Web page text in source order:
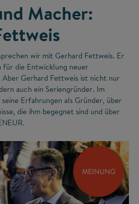
Macher:
wir mit Gerhard Fettweis. Er
für die Entwicklung neuer
Gerhard Fettweis ist nicht nur
auch ein Seriengründer. Im
Erfahrungen als Gründer, über
die ihm begegnet sind und über
MEINUNG